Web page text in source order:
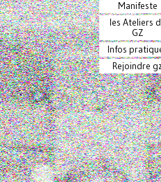
Manifeste
les Ateliers
GZ
Infos
Rejoindre